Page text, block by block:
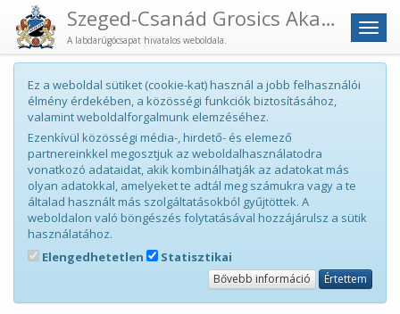
Menü
Szeged-Csanád Grosics Akadémia
A labdarúgócsapat hivatalos weboldala.
Ez a weboldal sütiket (cookie-kat) használ a jobb felhasználói
élmény érdekében, a közösségi funkciók biztosításához,
valamint weboldalforgalmunk elemzéséhez.
Ezenkívül közösségi média-, hirdető- és elemező
partnereinkkel megosztjuk az weboldalhasználatodra
vonatkozó adataidat, akik kombinálhatják az adatokat más
olyan adatokkal, amelyeket te adtál meg számukra vagy a te
általad használt más szolgáltatásokból gyűjtöttek. A
weboldalon való böngészés folytatásával hozzájárulsz a sütik
használatához.
Elengedhetetlen
Statisztikai
Bővebb információ Értettem